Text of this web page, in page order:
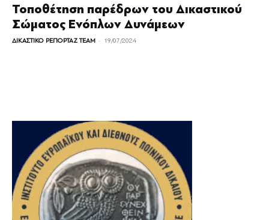
Τοποθέτηση παρέδρων του Δικαστικού
Σώματος Ενόπλων Δυνάμεων
ΔΙΚΑΣΤΙΚΟ ΡΕΠΟΡΤΑΖ TEAM - 19/07/2024